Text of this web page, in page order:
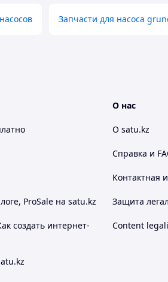
Запчасти для насоса
ProSale на satu.kz
создать интернет-
О нас
О satu.kz
Справка и
Контактная
Защита
Content